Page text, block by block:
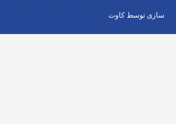
سازی توسط کاوت